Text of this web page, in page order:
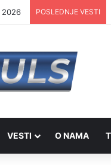
2026 POSLEDNJE VESTI
VESTI O NAMA